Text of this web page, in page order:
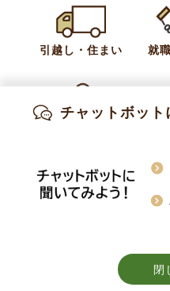
知りたい情報を
閉
引越し・住まい 就
閉
チャットボット
閉
Copyright © Obuse